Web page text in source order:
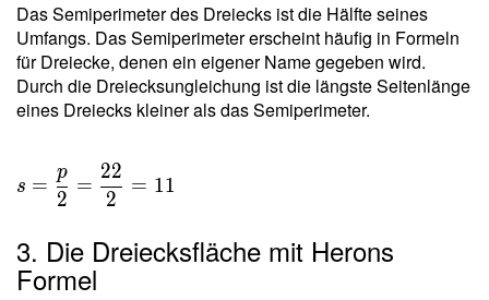
Das Semiperimeter des Dreiecks ist die Hälfte seines
Umfangs. Das Semiperimeter erscheint häufig in Formeln
für Dreiecke, denen ein eigener Name gegeben wird.
Durch die Dreiecksungleichung ist die längste Seitenlänge
eines Dreiecks kleiner als das Semiperimeter.
s =
2
p
=
2
22
= 11
3. Die Dreiecksfläche mit Herons
Formel